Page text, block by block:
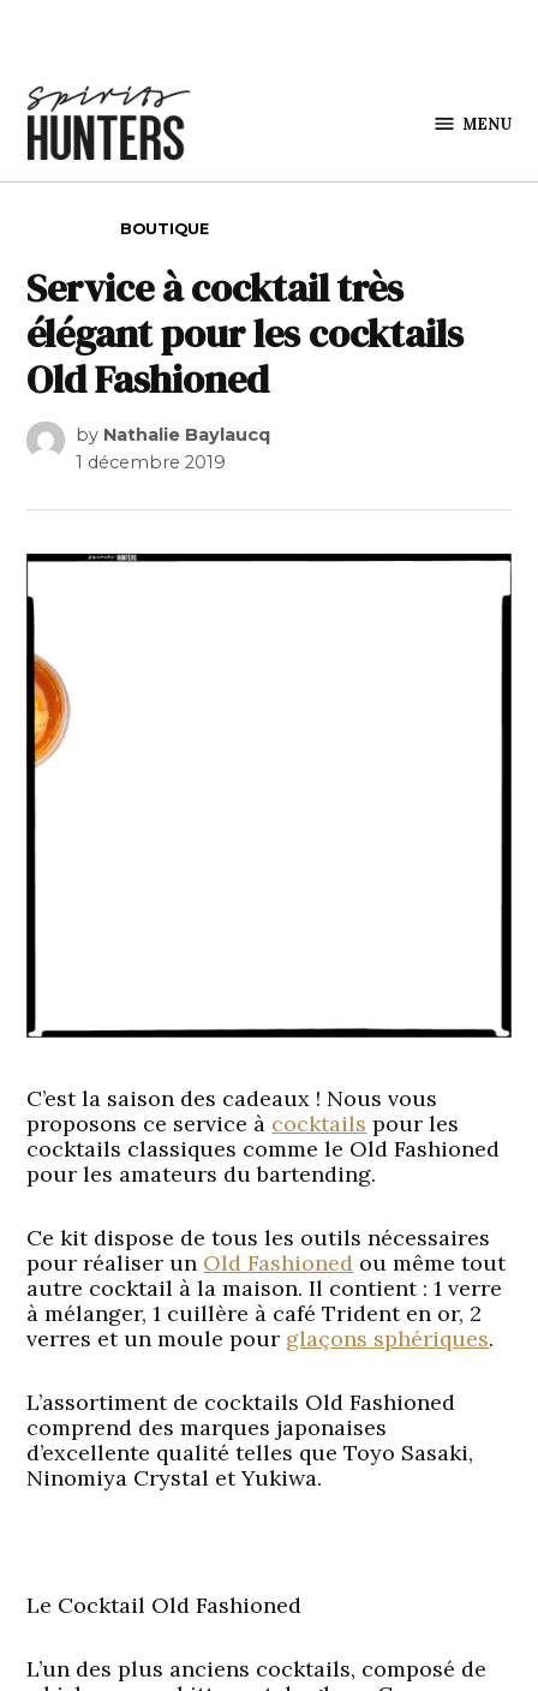
MENU
BOUTIQUE
Service à cocktail très
élégant pour les cocktails
Old Fashioned
by Nathalie Baylaucq
1 décembre 2019
C’est la saison des cadeaux ! Nous vous
proposons ce service à cocktails pour les
cocktails classiques comme le Old Fashioned
pour les amateurs du bartending.
Ce kit dispose de tous les outils nécessaires
pour réaliser un Old Fashioned ou même tout
autre cocktail à la maison. Il contient : 1 verre
à mélanger, 1 cuillère à café Trident en or, 2
verres et un moule pour glaçons sphériques.
L’assortiment de cocktails Old Fashioned
comprend des marques japonaises
d’excellente qualité telles que Toyo Sasaki,
Ninomiya Crystal et Yukiwa.
Le Cocktail Old Fashioned
L’un des plus anciens cocktails, composé de